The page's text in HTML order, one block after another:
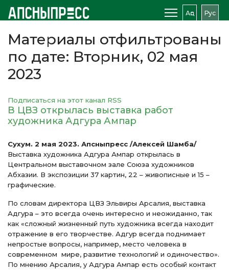
Аԥс Рус
Материалы отфильтрованы
по дате: Вторник, 02 мая
2023
Подписаться на этот канал RSS
В ЦВЗ открылась выставка работ
художника Адгура Ампар
Сухум. 2 мая 2023. Апсныпресс /Алексей Шамба/
Выставка художника Адгура Ампар открылась в
Центральном выставочном зале Союза художников
Абхазии. В экспозиции 37 картин, 22 – живописные и 15 –
графические.
По словам директора ЦВЗ Эльвиры Арсалия, выставка
Адгура – это всегда очень интересно и неожиданно, так
как «сложный жизненный путь художника всегда находит
отражение в его творчестве. Адгур всегда поднимает
непростые вопросы, например, место человека в
современном мире, развитие технологий и одиночество».
По мнению Арсалия, у Адгура Ампар есть особый контакт